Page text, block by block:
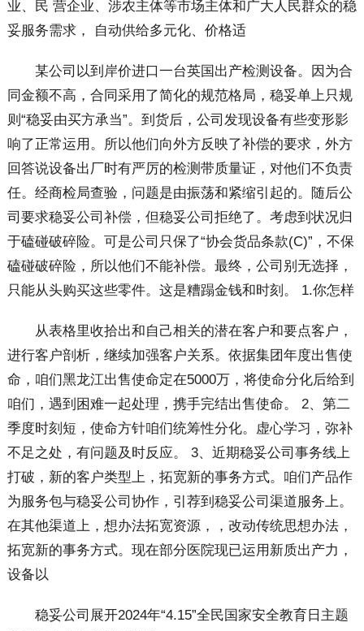
业、民 营企业、涉农主体等市场主体和广大人民群众的稳
妥服务需求， 自动供给多元化、价格适
某公司以到岸价进口一台英国出产检测设备。因为合
同金额不高，合同采用了简化的规范格局，稳妥单上只规
则“稳妥由买方承当”。到货后，公司发现设备有些变形影
响了正常运用。所以他们向外方反映了补偿的要求，外方
回答说设备出厂时有严厉的检测带质量证，对他们不负责
任。经商检局查验，问题是由振荡和紧缩引起的。随后公
司要求稳妥公司补偿，但稳妥公司拒绝了。考虑到状况归
于磕碰破碎险。可是公司只保了“协会货品条款(C)”，不保
磕碰破碎险，所以他们不能补偿。最终，公司别无选择，
只能从头购买这些零件。这是糟蹋金钱和时刻。 1.你怎样
从表格里收拾出和自己相关的潜在客户和要点客户，
进行客户剖析，继续加强客户关系。依据集团年度出售使
命，咱们黑龙江出售使命定在5000万，将使命分化后给到
咱们，遇到困难一起处理，携手完结出售使命。 2、第二
季度时刻短，使命方针咱们统筹性分化。虚心学习，弥补
不足之处，有问题及时反应。 3、近期稳妥公司事务线上
打破，新的客户类型上，拓宽新的事务方式。咱们产品作
为服务包与稳妥公司协作，引荐到稳妥公司渠道服务上。
在其他渠道上，想办法拓宽资源，，改动传统思想办法，
拓宽新的事务方式。现在部分医院现已运用新质出产力，
设备以
稳妥公司展开2024年“4.15”全民国家安全教育日主题